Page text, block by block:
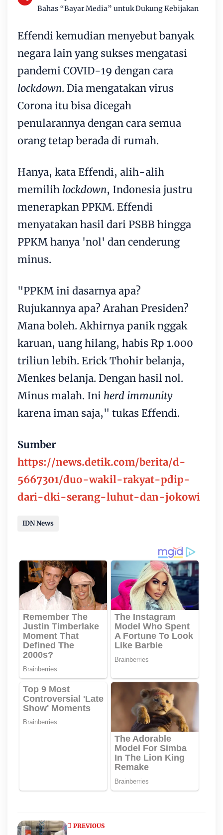
Bahas “Bayar Media” untuk Dukung Kebijakan
Effendi kemudian menyebut banyak
negara lain yang sukses mengatasi
pandemi COVID-19 dengan cara
lockdown. Dia mengatakan virus
Corona itu bisa dicegah
penularannya dengan cara semua
orang tetap berada di rumah.
Hanya, kata Effendi, alih-alih
memilih lockdown, Indonesia justru
menerapkan PPKM. Effendi
menyatakan hasil dari PSBB hingga
PPKM hanya 'nol' dan cenderung
minus.
"PPKM ini dasarnya apa?
Rujukannya apa? Arahan Presiden?
Mana boleh. Akhirnya panik nggak
karuan, uang hilang, habis Rp 1.000
triliun lebih. Erick Thohir belanja,
Menkes belanja. Dengan hasil nol.
Minus malah. Ini herd immunity
karena iman saja," tukas Effendi.
Sumber
https://news.detik.com/berita/d-
5667301/duo-wakil-rakyat-pdip-
dari-dki-serang-luhut-dan-jokowi
IDN News
PREVIOUS